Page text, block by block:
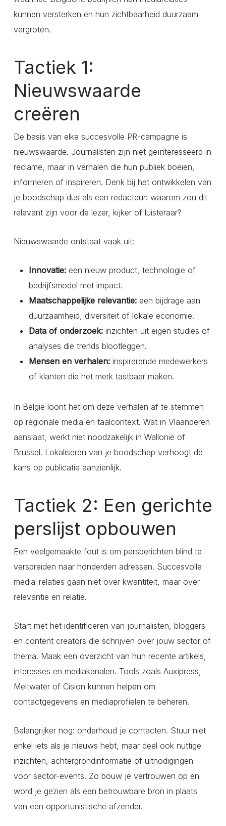
kunnen versterken en hun zichtbaarheid duurzaam
vergroten.
Tactiek 1:
Nieuwswaarde
creëren
De basis van elke succesvolle PR-campagne is
nieuwswaarde. Journalisten zijn niet geïnteresseerd in
reclame, maar in verhalen die hun publiek boeien,
informeren of inspireren. Denk bij het ontwikkelen van
je boodschap dus als een redacteur: waarom zou dit
relevant zijn voor de lezer, kijker of luisteraar?
Nieuwswaarde ontstaat vaak uit:
Innovatie:een nieuw product, technologie of
bedrijfsmodel met impact.
Maatschappelijke relevantie:een bijdrage aan
duurzaamheid, diversiteit of lokale economie.
Data of onderzoek:inzichten uit eigen studies of
analyses die trends blootleggen.
Mensen en verhalen:inspirerende medewerkers
of klanten die het merk tastbaar maken.
In België loont het om deze verhalen af te stemmen
op regionale media en taalcontext. Wat in Vlaanderen
aanslaat, werkt niet noodzakelijk in Wallonië of
Brussel. Lokaliseren van je boodschap verhoogt de
kans op publicatie aanzienlijk.
Tactiek 2: Een gerichte
perslijst opbouwen
Een veelgemaakte fout is om persberichten blind te
verspreiden naar honderden adressen. Succesvolle
media-relaties gaan niet over kwantiteit, maar over
relevantie en relatie.
Start met het identificeren van journalisten, bloggers
en content creators die schrijven over jouw sector of
thema. Maak een overzicht van hun recente artikels,
interesses en mediakanalen. Tools zoals Auxipress,
Meltwater of Cision kunnen helpen om
contactgegevens en mediaprofielen te beheren.
Belangrijker nog: onderhoud je contacten. Stuur niet
enkel iets als je nieuws hebt, maar deel ook nuttige
inzichten, achtergrondinformatie of uitnodigingen
voor sector-events. Zo bouw je vertrouwen op en
word je gezien als een betrouwbare bron in plaats
van een opportunistische afzender.